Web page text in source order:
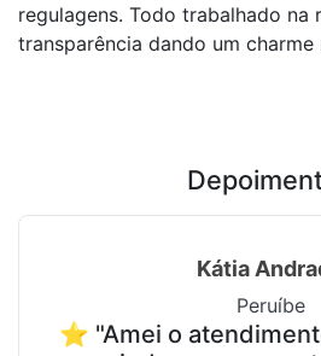
regulagens. Todo trabalhado na
transparência dando um charme
Kátia
Peruíbe
⭐ "Amei o